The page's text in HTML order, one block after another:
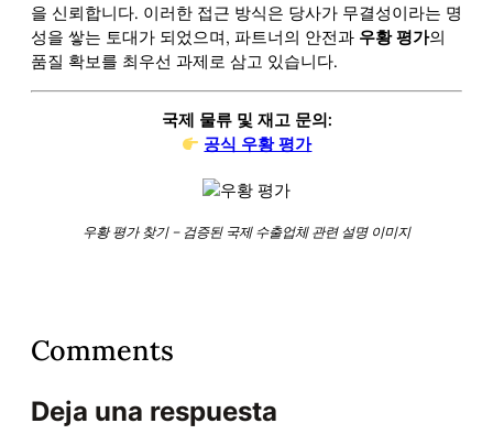
을 신뢰합니다. 이러한 접근 방식은 당사가 무결성이라는 명
성을 쌓는 토대가 되었으며, 파트너의 안전과 우황 평가의
품질 확보를 최우선 과제로 삼고 있습니다.
국제 물류 및 재고 문의:
공식 우황 평가
우황 평가 찾기 – 검증된 국제 수출업체 관련 설명 이미지
Comments
Deja una respuesta